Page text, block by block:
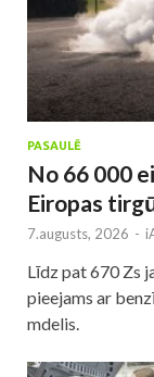
PASAULĒ
No 66 000
Eiropas
7.augusts, 2026 -
Līdz pat 670 Zs
pieejams ar
mdelis.